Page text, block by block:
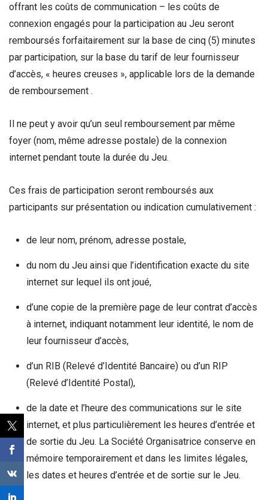
offrant les coûts de communication – les coûts de
connexion engagés pour la participation au Jeu seront
remboursés forfaitairement sur la base de cinq (5) minutes
par participation, sur la base du tarif de leur fournisseur
d’accès, « heures creuses », applicable lors de la demande
de remboursement .
Il ne peut y avoir qu’un seul remboursement par même
foyer (nom, même adresse postale) de la connexion
internet pendant toute la durée du Jeu.
Ces frais de participation seront remboursés aux
participants sur présentation ou indication cumulativement :
de leur nom, prénom, adresse postale,
du nom du Jeu ainsi que l’identification exacte du site
internet sur lequel ils ont joué,
d’une copie de la première page de leur contrat d’accès
à internet, indiquant notamment leur identité, le nom de
leur fournisseur d’accès,
d’un RIB (Relevé d’Identité Bancaire) ou d’un RIP
(Relevé d’Identité Postal),
de la date et l’heure des communications sur le site
internet, et plus particulièrement les heures d’entrée et
de sortie du Jeu. La Société Organisatrice conserve en
mémoire temporairement et dans les limites légales,
les dates et heures d’entrée et de sortie sur le Jeu.